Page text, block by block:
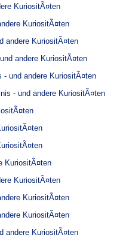
KuriositÃ¤ten
KuriositÃ¤ten
andere KuriositÃ¤ten
andere KuriositÃ¤ten
- und andere KuriositÃ¤ten
- und andere KuriositÃ¤ten
KuriositÃ¤ten
KuriositÃ¤ten
KuriositÃ¤ten
KuriositÃ¤ten
andere KuriositÃ¤ten